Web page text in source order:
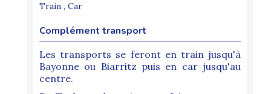
Train , Car
Complément transport
Les transports se feront en train jusqu'à
Bayonne ou Biarritz puis en car jusqu'au
centre.